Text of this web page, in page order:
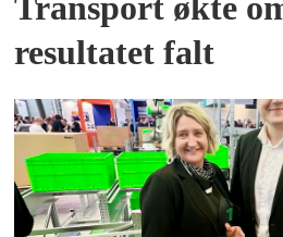
Transport økte
resultatet falt